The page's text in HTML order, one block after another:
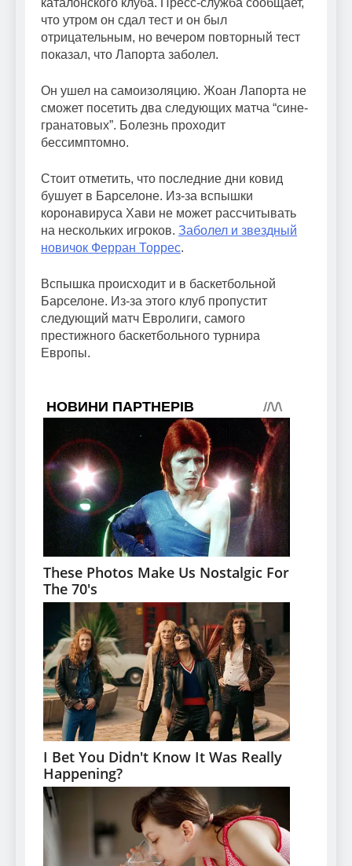
что утром он сдал тест и он был
отрицательным, но вечером повторный тест
показал, что Лапорта заболел.
Он ушел на самоизоляцию. Жоан Лапорта не
сможет посетить два следующих матча “сине-
гранатовых”. Болезнь проходит
бессимптомно.
Стоит отметить, что последние дни ковид
бушует в Барселоне. Из-за вспышки
коронавируса Хави не может рассчитывать
на нескольких игроков. Заболел и звездный
новичок Ферран Торрес.
Вспышка происходит и в баскетбольной
Барселоне. Из-за этого клуб пропустит
следующий матч Евролиги, самого
престижного баскетбольного турнира
Европы.